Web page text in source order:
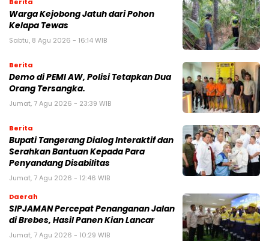
Warga Kejobong Jatuh dari Pohon
Kelapa Tewas
Sabtu, 8 Agu 2026 - 16:14 WIB
Berita
Demo di PEMI AW, Polisi Tetapkan Dua
Orang Tersangka.
Jumat, 7 Agu 2026 - 23:39 WIB
Berita
Bupati Tangerang Dialog Interaktif dan
Serahkan Bantuan Kepada Para
Penyandang Disabilitas
Jumat, 7 Agu 2026 - 12:46 WIB
Daerah
SIPJAMAN Percepat Penanganan Jalan
di Brebes, Hasil Panen Kian Lancar
Jumat, 7 Agu 2026 - 10:29 WIB